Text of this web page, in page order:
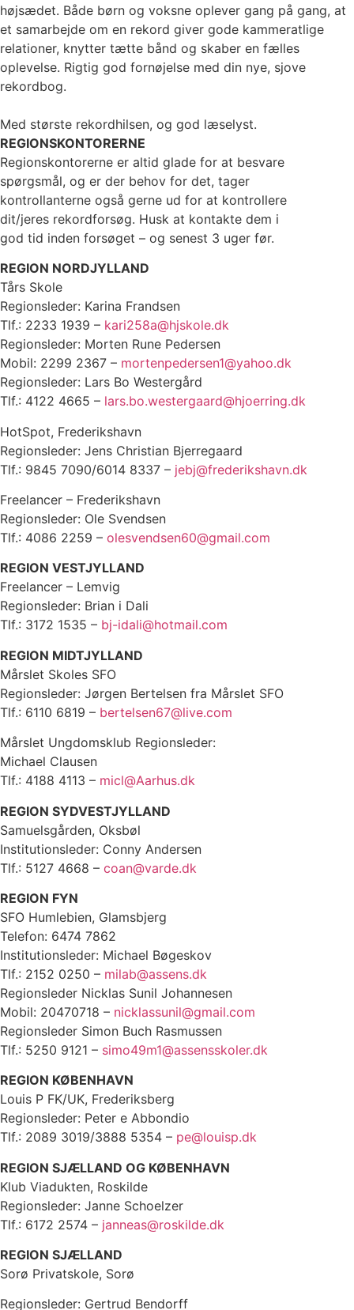
højsædet. Både børn og voksne oplever gang på gang, at
et samarbejde om en rekord giver gode kammeratlige
relationer, knytter tætte bånd og skaber en fælles
oplevelse. Rigtig god fornøjelse med din nye, sjove
rekordbog.
Med største rekordhilsen, og god læselyst.
REGIONSKONTORERNE
Regionskontorerne er altid glade for at besvare
spørgsmål, og er der behov for det, tager
kontrollanterne også gerne ud for at kontrollere
dit/jeres rekordforsøg. Husk at kontakte dem i
god tid inden forsøget – og senest 3 uger før.
REGION NORDJYLLAND
Tårs Skole
Regionsleder: Karina Frandsen
Tlf.: 2233 1939 – kari258a@hjskole.dk
Regionsleder: Morten Rune Pedersen
Mobil: 2299 2367 – mortenpedersen1@yahoo.dk
Regionsleder: Lars Bo Westergård
Tlf.: 4122 4665 – lars.bo.westergaard@hjoerring.dk
HotSpot, Frederikshavn
Regionsleder: Jens Christian Bjerregaard
Tlf.: 9845 7090/6014 8337 – jebj@frederikshavn.dk
Freelancer – Frederikshavn
Regionsleder: Ole Svendsen
Tlf.: 4086 2259 – olesvendsen60@gmail.com
REGION VESTJYLLAND
Freelancer – Lemvig
Regionsleder: Brian i Dali
Tlf.: 3172 1535 – bj-idali@hotmail.com
REGION MIDTJYLLAND
Mårslet Skoles SFO
Regionsleder: Jørgen Bertelsen fra Mårslet SFO
Tlf.: 6110 6819 – bertelsen67@live.com
Mårslet Ungdomsklub Regionsleder:
Michael Clausen
Tlf.: 4188 4113 – micl@Aarhus.dk
REGION SYDVESTJYLLAND
Samuelsgården, Oksbøl
Institutionsleder: Conny Andersen
Tlf.: 5127 4668 – coan@varde.dk
REGION FYN
SFO Humlebien, Glamsbjerg
Telefon: 6474 7862
Institutionsleder: Michael Bøgeskov
Tlf.: 2152 0250 – milab@assens.dk
Regionsleder Nicklas Sunil Johannesen
Mobil: 20470718 – nicklassunil@gmail.com
Regionsleder Simon Buch Rasmussen
Tlf.: 5250 9121 – simo49m1@assensskoler.dk
REGION KØBENHAVN
Louis P FK/UK, Frederiksberg
Regionsleder: Peter e Abbondio
Tlf.: 2089 3019/3888 5354 – pe@louisp.dk
REGION SJÆLLAND OG KØBENHAVN
Klub Viadukten, Roskilde
Regionsleder: Janne Schoelzer
Tlf.: 6172 2574 – janneas@roskilde.dk
REGION SJÆLLAND
Sorø Privatskole, Sorø
Regionsleder: Gertrud Bendorff